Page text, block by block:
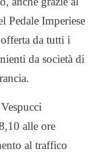
Pedale Imperiese
da tutti i
da società di
alle ore
al traffico